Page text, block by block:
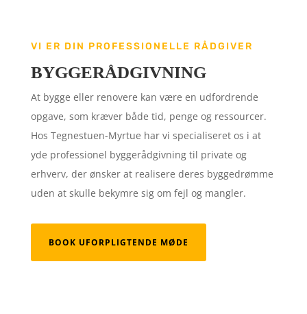
VI ER DIN PROFESSIONELLE RÅDGIVER
BYGGERÅDGIVNING
At bygge eller renovere kan være en udfordrende
opgave, som kræver både tid, penge og ressourcer.
Hos Tegnestuen-Myrtue har vi specialiseret os i at
yde professionel byggerådgivning til private og
erhverv, der ønsker at realisere deres byggedrømme
uden at skulle bekymre sig om fejl og mangler.
BOOK UFORPLIGTENDE MØDE